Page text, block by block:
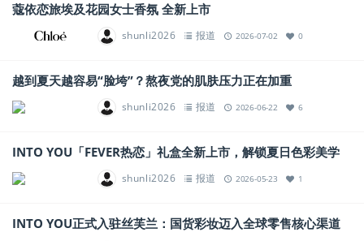
蔻依恋旅埃及花园女士香氛 全新上市
shunli2026 报道 2026-07-02 0
越到夏天越容易“脸垮”？熬夜党的肌肤压力正在加重
shunli2026 报道 2026-06-22 6
INTO YOU「FEVER热恋」礼盒全新上市，解锁夏日色彩美学
shunli2026 报道 2026-05-23 1
INTO YOU正式入驻丝芙兰：国货彩妆迈入全球零售核心渠道